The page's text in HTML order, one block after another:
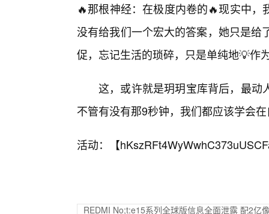
🔥那根神经：在极度内卷的🔥现实中
没有给我们一个宏大的答案，她只是
促，忘记生活的琐碎，只是单纯地💡作
这，或许就是玥玥宝库背后，最动
不管有没有那9秒钟，我们都应该学会
活动：【
REDMI No;t:e15系列全球版信息全面泄露 配2亿